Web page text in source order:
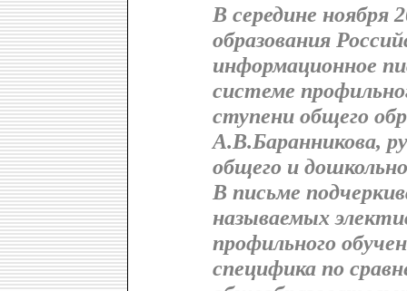
В середине ноября
образования
информационное
системе
ступени общего
А.В.Баранникова,
общего и
В письме
называемых
профильного
специфика по